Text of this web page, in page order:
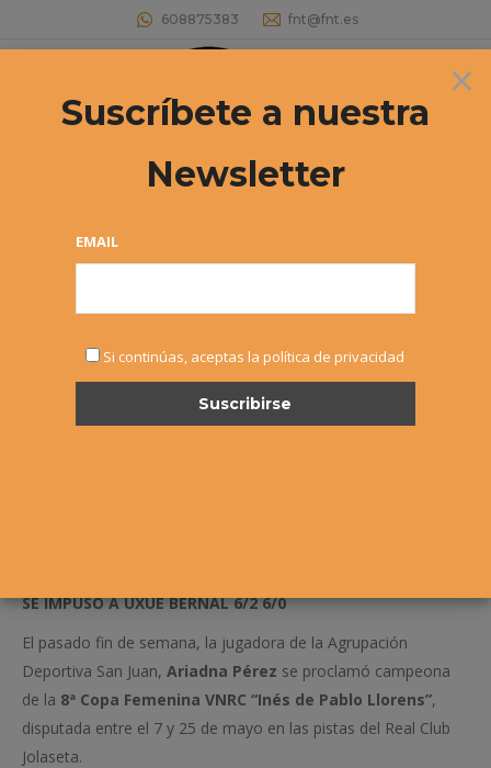
608875383 fnt@fnt.es
Buscar:
SE IMPUSO A UXUE BERNAL 6/2 6/0
El pasado fin de semana, la jugadora de la Agrupación
Deportiva San Juan, Ariadna Pérez se proclamó campeona
de la 8ª Copa Femenina VNRC “Inés de Pablo Llorens”,
disputada entre el 7 y 25 de mayo en las pistas del Real Club
Jolaseta.
×
Suscríbete a nuestra
Newsletter
EMAIL
Si continúas, aceptas la política de privacidad